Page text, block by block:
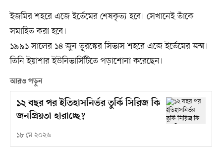
ইজমির শহরে এজে ইর্তেমের শেষকৃত্য হবে। সেখানেই তাঁকে
সমাহিত করা হবে।
১৯৯১ সালের ১৪ জুন তুরস্কের সিভাস শহরে এজে ইর্তেমের জন্ম।
তিনি ইয়াশার ইউনিভার্সিটিতে পড়াশোনা করেছেন।
আরও পড়ুন
১২ বছর পর ইতিহাসনির্ভর তুর্কি সিরিজ কি
জনপ্রিয়তা হারাচ্ছে?
১৮ মে ২০২৬